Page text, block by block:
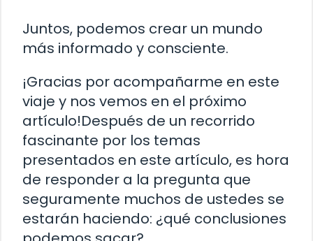
Juntos, podemos crear un mundo
más informado y consciente.
¡Gracias por acompañarme en este
viaje y nos vemos en el próximo
artículo!Después de un recorrido
fascinante por los temas
presentados en este artículo, es hora
de responder a la pregunta que
seguramente muchos de ustedes se
estarán haciendo: ¿qué conclusiones